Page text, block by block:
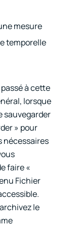
mesure
temporelle
à cette
lorsque
sauvegarder
» pour
nécessaires
faire «
Fichier
le